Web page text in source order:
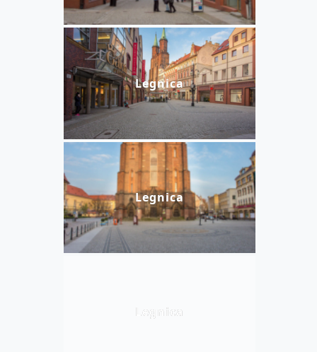
Legnica
Legnica
Legnica